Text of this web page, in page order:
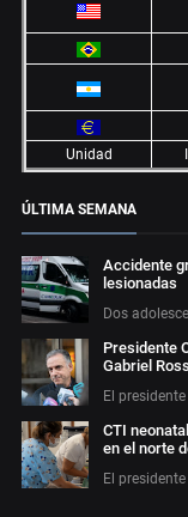
Unidad
ÚLTIMA SEMANA
Accidente
lesionadas
Dos
Presidente
Gabriel
El
CTI
en el norte
El